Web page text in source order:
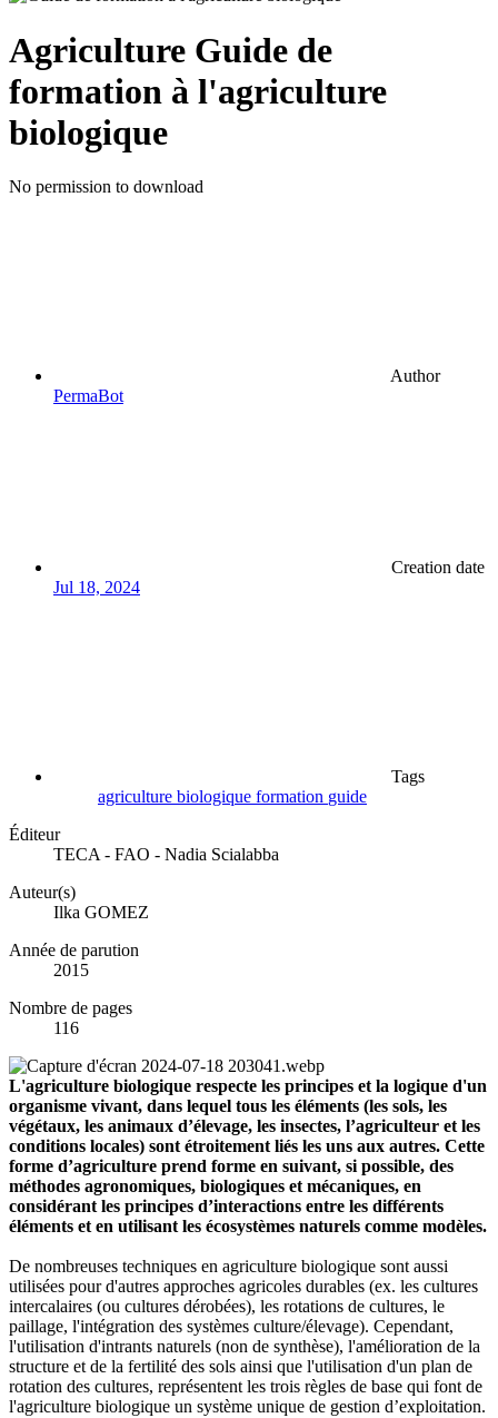
Agriculture Guide de
formation à l'agriculture
biologique
No permission to download
Author
PermaBot
Creation date
Jul 18, 2024
Tags
agriculture biologique formation guide
Éditeur
TECA - FAO - Nadia Scialabba
Auteur(s)
Ilka GOMEZ
Année de parution
2015
Nombre de pages
116
L'agriculture biologique respecte les principes et la logique d'un
organisme vivant, dans lequel tous les éléments (les sols, les
végétaux, les animaux d’élevage, les insectes, l’agriculteur et les
conditions locales) sont étroitement liés les uns aux autres. Cette
forme d’agriculture prend forme en suivant, si possible, des
méthodes agronomiques, biologiques et mécaniques, en
considérant les principes d’interactions entre les différents
éléments et en utilisant les écosystèmes naturels comme modèles.
De nombreuses techniques en agriculture biologique sont aussi
utilisées pour d'autres approches agricoles durables (ex. les cultures
intercalaires (ou cultures dérobées), les rotations de cultures, le
paillage, l'intégration des systèmes culture/élevage). Cependant,
l'utilisation d'intrants naturels (non de synthèse), l'amélioration de la
structure et de la fertilité des sols ainsi que l'utilisation d'un plan de
rotation des cultures, représentent les trois règles de base qui font de
l'agriculture biologique un système unique de gestion d’exploitation.